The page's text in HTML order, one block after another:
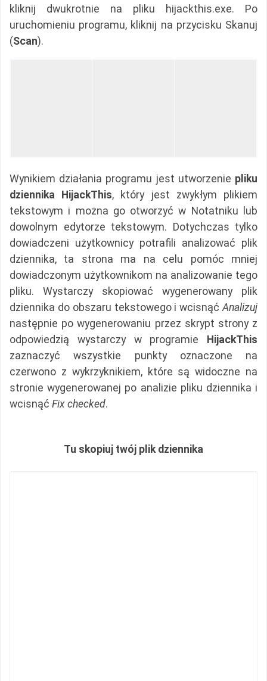
kliknij dwukrotnie na pliku hijackthis.exe. Po
uruchomieniu programu, kliknij na przycisku Skanuj
(Scan).
Wynikiem działania programu jest utworzenie pliku
dziennika HijackThis, który jest zwykłym plikiem
tekstowym i można go otworzyć w Notatniku lub
dowolnym edytorze tekstowym. Dotychczas tylko
dowiadczeni użytkownicy potrafili analizować plik
dziennika, ta strona ma na celu pomóc mniej
dowiadczonym użytkownikom na analizowanie tego
pliku. Wystarczy skopiować wygenerowany plik
dziennika do obszaru tekstowego i wcisnąćAnalizuj
następnie po wygenerowaniu przez skrypt strony z
odpowiedzią wystarczy w programie
HijackThis
zaznaczyć wszystkie punkty oznaczone na
czerwono z wykrzyknikiem, które są widoczne na
stronie wygenerowanej po analizie pliku dziennika i
wcisnąć Fix checked.
Tu skopiuj twój plik dziennika